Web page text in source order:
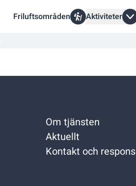
Friluftsområden Aktiviteter
Om tjänsten
Aktuellt
Kontakt och respons